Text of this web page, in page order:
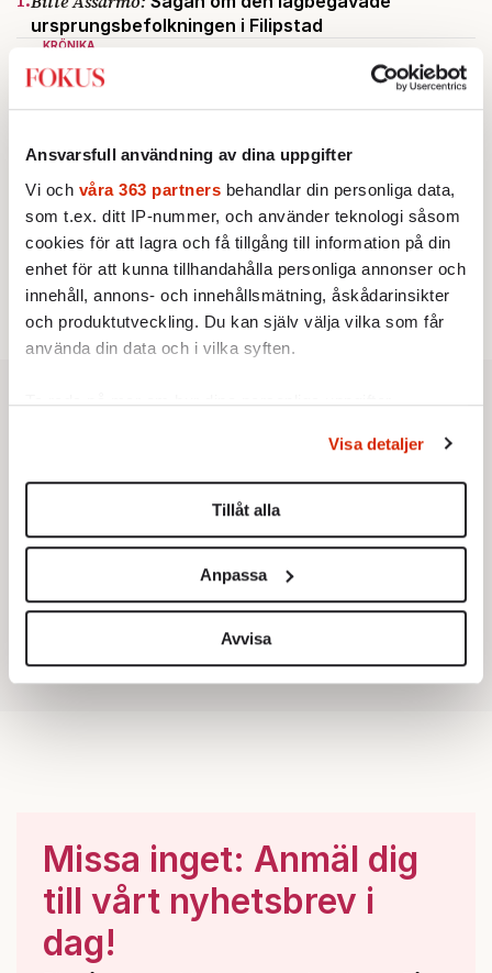
Ansvarsfull användning av dina uppgifter
Vi och våra 363 partners behandlar din personliga data,
som t.ex. ditt IP-nummer, och använder teknologi såsom
cookies för att lagra och få tillgång till information på din
enhet för att kunna tillhandahålla personliga annonser och
innehåll, annons- och innehållsmätning, åskådarinsikter
och produktutveckling. Du kan själv välja vilka som får
använda din data och i vilka syften.
Ta reda på mer om hur dina personliga uppgifter
Du kan ändra eller dra tillbaka ditt samtycke när som
helst från cookie-förklaringen.
Vi använder enhetsidentifierare för att anpassa innehållet
för sociala medier och analysera vår trafik. Vi
vidarebefordrar även sådana identifierare och annan
information från din enhet till de sociala medier och
annons- och analysföretag som vi samarbetar med.
Visa detaljer
Tillåt alla
Anpassa
Avvisa
ursprungsbefolkningen i Filipstad
KRÖNIKA
2.Sakine Madon:
Efter islamistdådet oroar sig
vänstern för Agnes Wold
STICKET
KRÖNIKA
4.Frans Wachtmeister:Ja, AC är ett hot mot den
franska civilisationen
UTRIKES
5.Därför liknar Putin både tsaren och Stalin
Av: Bengt Jangfeldt
STICKET
6.Christoffer Jonsson:Inte nu igen, Vänsterpartiet!
Missa inget: Anmäl dig
till vårt nyhetsbrev i
dag!